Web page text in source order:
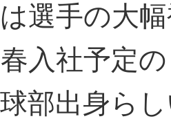
は選手の大
入社予定
部出身ら